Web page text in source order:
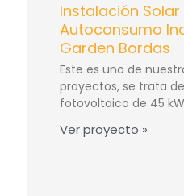
Instalación
Autoconsumo
Garden Bordas
Este es uno de
proyectos, se trata
fotovoltaico de 45
Ver proyecto »